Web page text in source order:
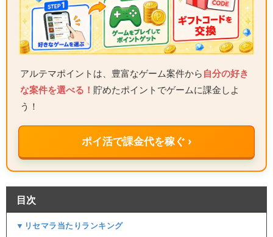
アルテマポイントは、豊富なゲーム案件から 自分の好き
な案件を選べる！ 貯めたポイントでゲームに課金しよ
う！
ポイ活で課金代を稼ぐ ›
目次
▼リセマラ当たりランキング